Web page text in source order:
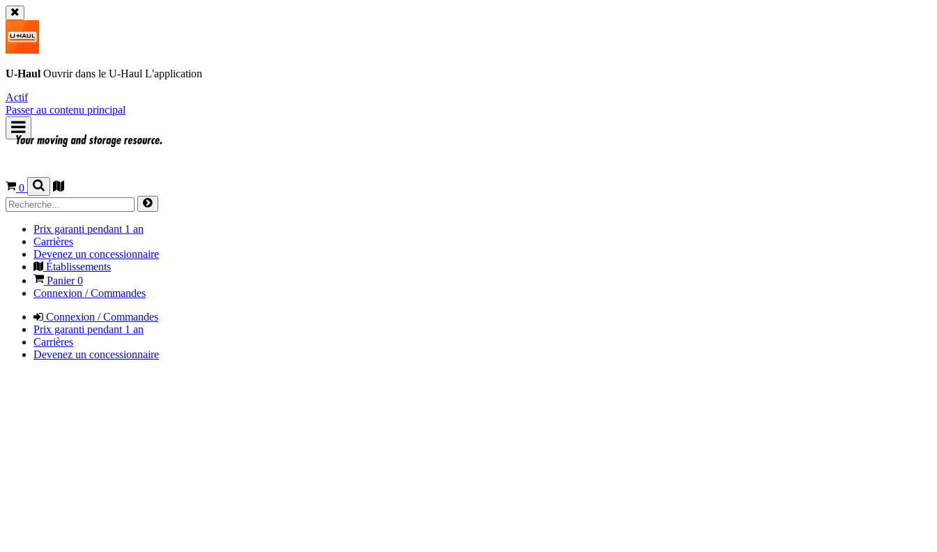
U-Haul Ouvrir dans le U-Haul L'application
Actif
Passer au contenu principal
0
Prix garanti pendant 1 an
Carrières
Devenez un concessionnaire
Établissements
Panier0
Connexion / Commandes
Connexion / Commandes
Prix garanti pendant 1 an
Carrières
Devenez un concessionnaire